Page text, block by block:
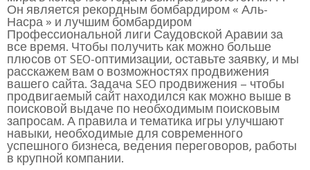
Он является рекордным бомбардиром « Аль-
Насра » и лучшим бомбардиром
Профессиональной лиги Саудовской Аравии за
все время. Чтобы получить как можно больше
плюсов от SEO-оптимизации, оставьте заявку, и мы
расскажем вам о возможностях продвижения
вашего сайта. Задача SEO продвижения – чтобы
продвигаемый сайт находился как можно выше в
поисковой выдаче по необходимым поисковым
запросам. А правила и тематика игры улучшают
навыки, необходимые для современного
успешного бизнеса, ведения переговоров, работы
в крупной компании.